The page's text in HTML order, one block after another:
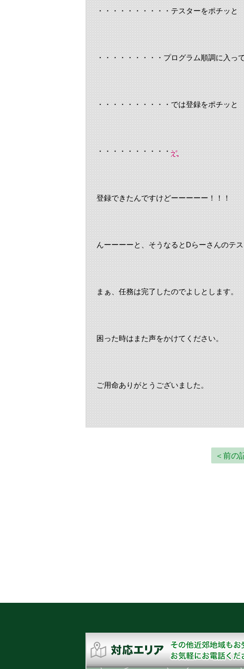
・・・・・・・・・・テスターをポチッと
・・・・・・・・・プログラム順調に入っ
・・・・・・・・・・では登録をポチッと
・・・・・・・・・・
登録できたんですけどーーーーー！！！
んーーーーと、そうなるとDらーさんのテ
まぁ、任務は完了したのでよしとします。
困った時はまた声をかけてください。
ご用命ありがとうございました。
＜前の